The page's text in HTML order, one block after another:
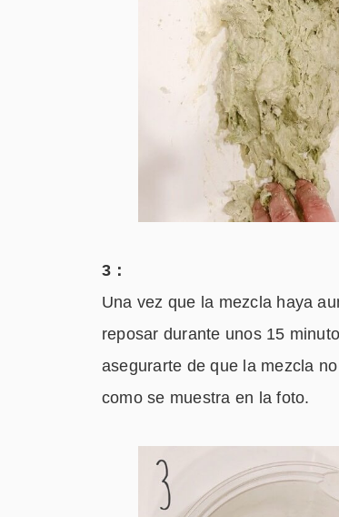
3：
Una vez que la mezcla haya
reposar durante unos 15
asegurarte de que la mezcla
como se muestra en la foto.